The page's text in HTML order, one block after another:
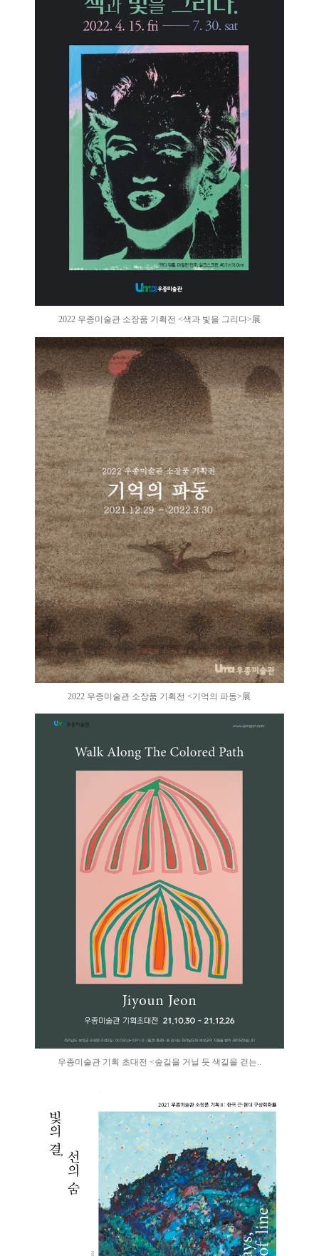
2022 우종미술관 소장품 기획전 <색과 빛을 그리다>展
2022 우종미술관 소장품 기획전 <기억의 파동>展
우종미술관 기획 초대전 <숲길을 거닐 듯 색길을 걷는..